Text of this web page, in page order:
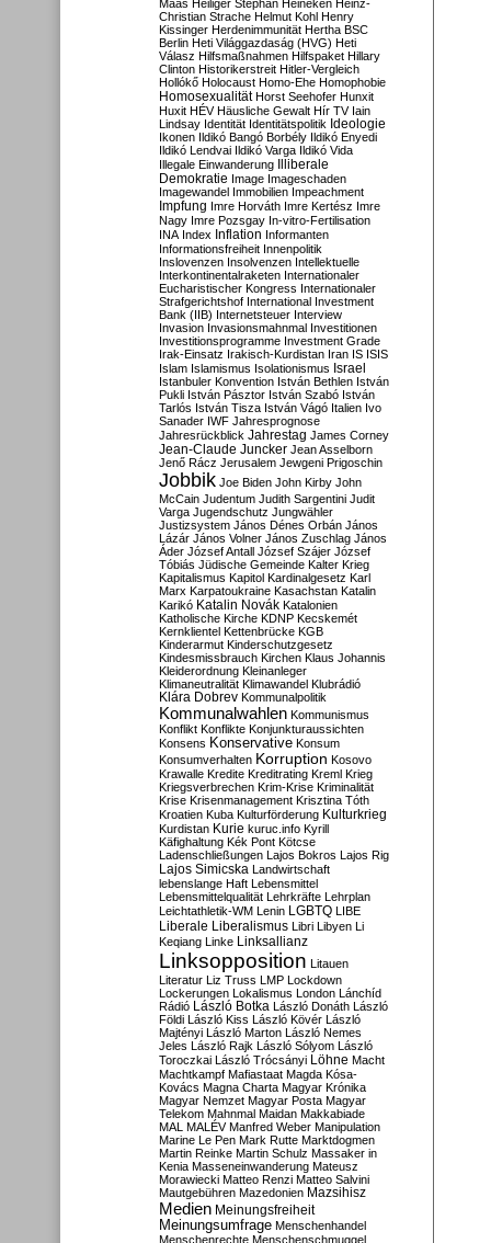
Maas Heiliger Stephan Heineken Heinz-
Christian Strache Helmut Kohl Henry
Kissinger Herdenimmunität Hertha BSC
Berlin Heti Világgazdaság (HVG) Heti
Válasz Hilfsmaßnahmen Hilfspaket Hillary
Clinton Historikerstreit Hitler-Vergleich
Hollókő Holocaust Homo-Ehe Homophobie
Homosexualität Horst Seehofer Hunxit
Huxit HÉV Häusliche Gewalt Hír TV Iain
Lindsay Identität Identitätspolitik Ideologie
Ikonen Ildikó Bangó Borbély Ildikó Enyedi
Ildikó Lendvai Ildikó Varga Ildikó Vida
Illegale Einwanderung Illiberale
Demokratie Image Imageschaden
Imagewandel Immobilien Impeachment
Impfung Imre Horváth Imre Kertész Imre
Nagy Imre Pozsgay In-vitro-Fertilisation
INA Index Inflation Informanten
Informationsfreiheit Innenpolitik
Inslovenzen Insolvenzen Intellektuelle
Interkontinentalraketen Internationaler
Eucharistischer Kongress Internationaler
Strafgerichtshof International Investment
Bank (IIB) Internetsteuer Interview
Invasion Invasionsmahnmal Investitionen
Investitionsprogramme Investment Grade
Irak-Einsatz Irakisch-Kurdistan Iran IS ISIS
Islam Islamismus Isolationismus Israel
Istanbuler Konvention István Bethlen István
Pukli István Pásztor István Szabó István
Tarlós István Tisza István Vágó Italien Ivo
Sanader IWF Jahresprognose
Jahresrückblick Jahrestag James Corney
Jean-Claude Juncker Jean Asselborn
Jenő Rácz Jerusalem Jewgeni Prigoschin
Jobbik Joe Biden John Kirby John
McCain Judentum Judith Sargentini Judit
Varga Jugendschutz Jungwähler
Justizsystem János Dénes Orbán János
Lázár János Volner János Zuschlag János
Áder József Antall József Szájer József
Tóbiás Jüdische Gemeinde Kalter Krieg
Kapitalismus Kapitol Kardinalgesetz Karl
Marx Karpatoukraine Kasachstan Katalin
Karikó Katalin Novák Katalonien
Katholische Kirche KDNP Kecskemét
Kernklientel Kettenbrücke KGB
Kinderarmut Kinderschutzgesetz
Kindesmissbrauch Kirchen Klaus Johannis
Kleiderordnung Kleinanleger
Klimaneutralität Klimawandel Klubrádió
Klára Dobrev Kommunalpolitik
Kommunalwahlen Kommunismus
Konflikt Konflikte Konjunkturaussichten
Konsens Konservative Konsum
Konsumverhalten Korruption Kosovo
Krawalle Kredite Kreditrating Kreml Krieg
Kriegsverbrechen Krim-Krise Kriminalität
Krise Krisenmanagement Krisztina Tóth
Kroatien Kuba Kulturförderung Kulturkrieg
Kurdistan Kurie kuruc.info Kyrill
Käfighaltung Kék Pont Kötcse
Ladenschließungen Lajos Bokros Lajos Rig
Lajos Simicska Landwirtschaft
lebenslange Haft Lebensmittel
Lebensmittelqualität Lehrkräfte Lehrplan
Leichtathletik-WM Lenin LGBTQ LIBE
Liberale Liberalismus Libri Libyen Li
Keqiang Linke Linksallianz
Linksopposition Litauen
Literatur Liz Truss LMP Lockdown
Lockerungen Lokalismus London Lánchíd
Rádió
László Botka László Donáth László
Földi László Kiss László Kövér László
Majtényi László Marton László Nemes
Jeles László Rajk László Sólyom László
Toroczkai László Trócsányi Löhne Macht
Machtkampf Mafiastaat Magda Kósa-
Kovács Magna Charta Magyar Krónika
Magyar Nemzet Magyar Posta Magyar
Telekom Mahnmal Maidan Makkabiade
MAL MALÉV Manfred Weber Manipulation
Marine Le Pen Mark Rutte Marktdogmen
Martin Reinke Martin Schulz Massaker in
Kenia Masseneinwanderung Mateusz
Morawiecki Matteo Renzi Matteo Salvini
Mautgebühren Mazedonien Mazsihisz
Medien Meinungsfreiheit
Meinungsumfrage Menschenhandel
Menschenrechte Menschenschmuggel